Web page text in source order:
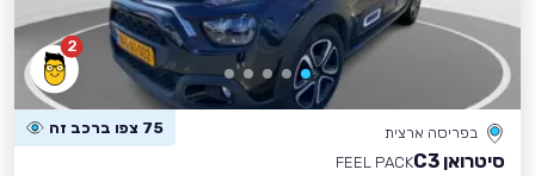
2
בפריסה ארצית 75 צפו ברכב זה
סיטרואן C3
FEEL PACK